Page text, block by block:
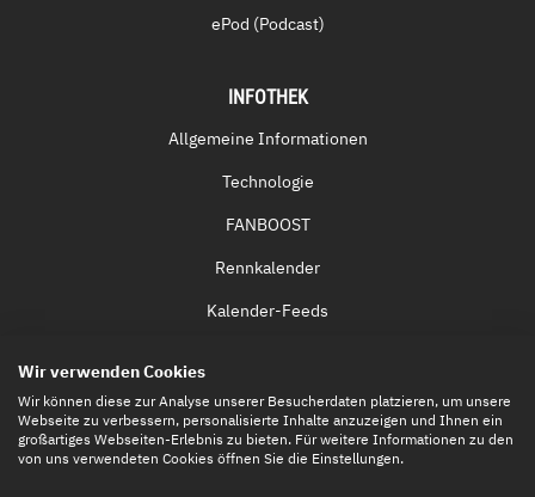
ePod (Podcast)
INFOTHEK
Allgemeine Informationen
Technologie
FANBOOST
Rennkalender
Kalender-Feeds
Eintrittskarten
Wir verwenden Cookies
Wir können diese zur Analyse unserer Besucherdaten platzieren, um unsere
Webseite zu verbessern, personalisierte Inhalte anzuzeigen und Ihnen ein
großartiges Webseiten-Erlebnis zu bieten. Für weitere Informationen zu den
von uns verwendeten Cookies öffnen Sie die Einstellungen.